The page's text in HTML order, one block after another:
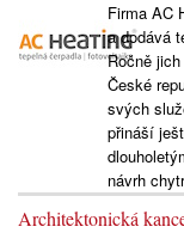
Firma AC
a dodává
Ročně
České
svých
přináší
návrh
Architektonická